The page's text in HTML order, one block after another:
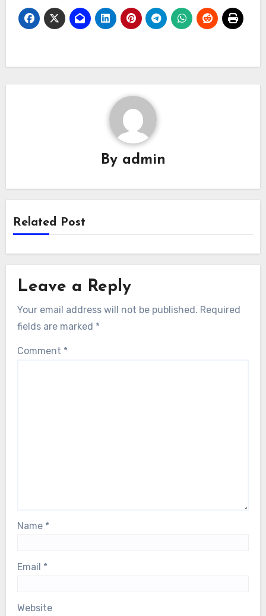
By admin
Related Post
Leave a Reply
Your email address will not be published. Required
fields are marked *
Comment *
Name *
Email *
Website